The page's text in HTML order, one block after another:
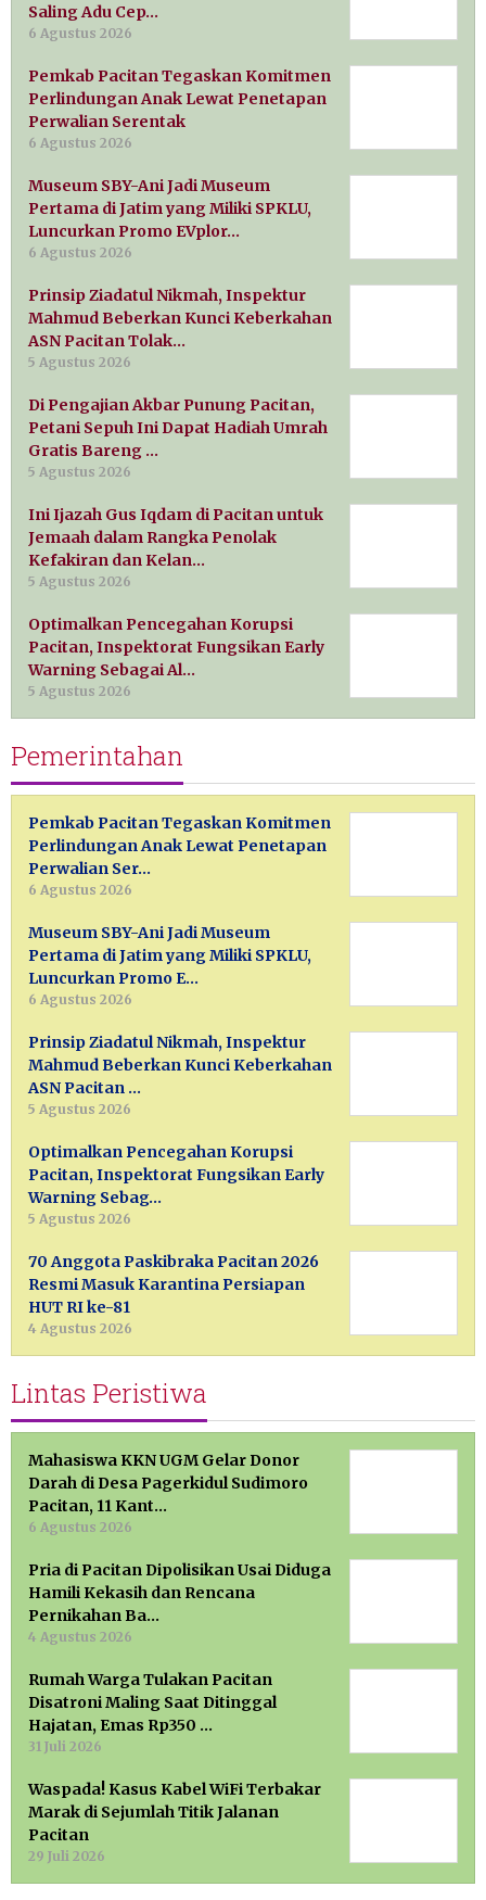
Saling Adu Cep…
6 Agustus 2026
Pemkab Pacitan Tegaskan Komitmen
Perlindungan Anak Lewat Penetapan
Perwalian Serentak
6 Agustus 2026
Museum SBY-Ani Jadi Museum
Pertama di Jatim yang Miliki SPKLU,
Luncurkan Promo EVplor…
6 Agustus 2026
Prinsip Ziadatul Nikmah, Inspektur
Mahmud Beberkan Kunci Keberkahan
ASN Pacitan Tolak…
5 Agustus 2026
Di Pengajian Akbar Punung Pacitan,
Petani Sepuh Ini Dapat Hadiah Umrah
Gratis Bareng …
5 Agustus 2026
Ini Ijazah Gus Iqdam di Pacitan untuk
Jemaah dalam Rangka Penolak
Kefakiran dan Kelan…
5 Agustus 2026
Optimalkan Pencegahan Korupsi
Pacitan, Inspektorat Fungsikan Early
Warning Sebagai Al…
5 Agustus 2026
Pemerintahan
Pemkab Pacitan Tegaskan Komitmen
Perlindungan Anak Lewat Penetapan
Perwalian Ser…
6 Agustus 2026
Museum SBY-Ani Jadi Museum
Pertama di Jatim yang Miliki SPKLU,
Luncurkan Promo E…
6 Agustus 2026
Prinsip Ziadatul Nikmah, Inspektur
Mahmud Beberkan Kunci Keberkahan
ASN Pacitan …
5 Agustus 2026
Optimalkan Pencegahan Korupsi
Pacitan, Inspektorat Fungsikan Early
Warning Sebag…
5 Agustus 2026
70 Anggota Paskibraka Pacitan 2026
Resmi Masuk Karantina Persiapan
HUT RI ke-81
4 Agustus 2026
Lintas Peristiwa
Mahasiswa KKN UGM Gelar Donor
Darah di Desa Pagerkidul Sudimoro
Pacitan, 11 Kant…
6 Agustus 2026
Pria di Pacitan Dipolisikan Usai Diduga
Hamili Kekasih dan Rencana
Pernikahan Ba…
4 Agustus 2026
Rumah Warga Tulakan Pacitan
Disatroni Maling Saat Ditinggal
Hajatan, Emas Rp350 …
31 Juli 2026
Waspada! Kasus Kabel WiFi Terbakar
Marak di Sejumlah Titik Jalanan
Pacitan
29 Juli 2026